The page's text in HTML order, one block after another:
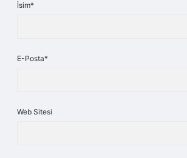
İsim*
E-Posta*
Web Sitesi